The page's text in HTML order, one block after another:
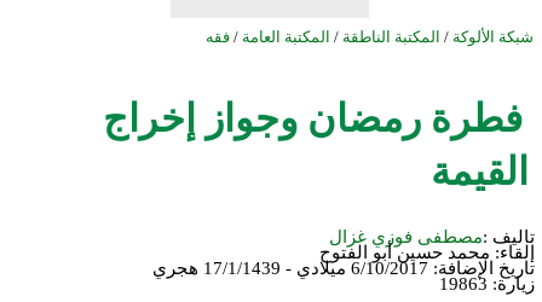
شبكة الألوكة / المكتبة الناطقة / المكتبة العامة / فقه
فطرة رمضان وجواز إخراج
القيمة
تأليف :مصطفى فوزي غزال
إلقاء: محمد حسين أبو الفتوح
تاريخ الإضافة: 6/10/2017 ميلادي - 17/1/1439 هجري
زيارة: 19863